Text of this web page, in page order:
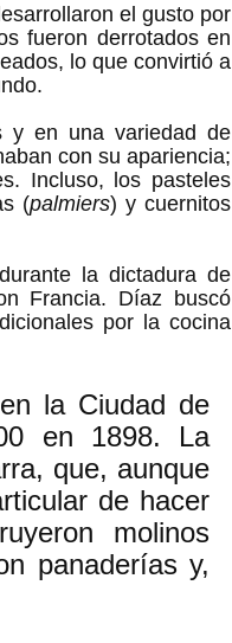
el gusto por
fueron derrotados en
lo que convirtió a
y en una variedad de
con su apariencia;
Incluso, los pasteles
(palmiers) y cuernitos
la dictadura de
Francia. Díaz buscó
por la cocina
la Ciudad de
en 1898. La
que, aunque
de hacer
molinos
panaderías y,